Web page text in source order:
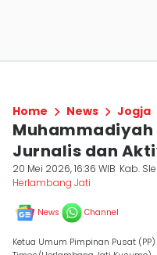
Home News Jogja
Muhammadiyah
Jurnalis dan
20 Mei 2026, 16:36 WIB Kab.
Herlambang Jati
News Channel
Ketua Umum Pimpinan Pusat